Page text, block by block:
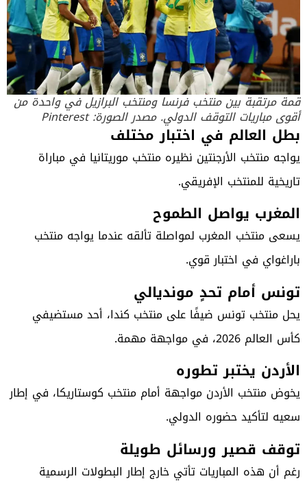
قمة مرتقبة بين منتخب فرنسا ومنتخب البرازيل في واحدة من
أقوى مباريات التوقف الدولي. مصدر الصورة: Pinterest
بطل العالم في اختبار مختلف
يواجه منتخب الأرجنتين نظيره منتخب موريتانيا في مباراة
تاريخية للمنتخب الإفريقي.
المغرب يواصل الطموح
يسعى منتخب المغرب لمواصلة تألقه عندما يواجه منتخب
باراغواي في اختبار قوي.
تونس أمام تحدٍ مونديالي
يحل منتخب تونس ضيفًا على منتخب كندا، أحد مستضيفي
كأس العالم 2026، في مواجهة مهمة.
الأردن يختبر تطوره
يخوض منتخب الأردن مواجهة أمام منتخب كوستاريكا، في إطار
سعيه لتأكيد حضوره الدولي.
توقف قصير ورسائل طويلة
رغم أن هذه المباريات تأتي خارج إطار البطولات الرسمية